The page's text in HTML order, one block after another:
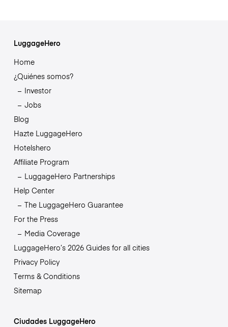
LuggageHero
Home
¿Quiénes somos?
Investor
Jobs
Blog
Hazte LuggageHero
Hotelshero
Affiliate Program
LuggageHero Partnerships
Help Center
The LuggageHero Guarantee
For the Press
Media Coverage
LuggageHero’s 2026 Guides for all cities
Privacy Policy
Terms & Conditions
Sitemap
Ciudades LuggageHero